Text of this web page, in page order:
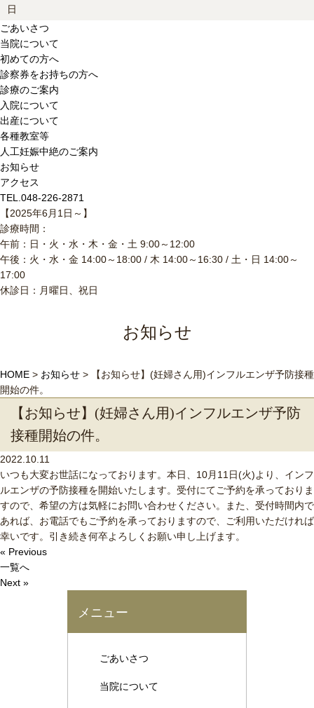
日
ごあいさつ
当院について
初めての方へ
診察券をお持ちの方へ
診療のご案内
入院について
出産について
各種教室等
人工妊娠中絶のご案内
お知らせ
アクセス
TEL.048-226-2871
【2025年6月1日～】
診療時間：
午前：日・火・水・木・金・土 9:00～12:00
午後：火・水・金 14:00～18:00 / 木 14:00～16:30 / 土・日 14:00～
17:00
休診日：月曜日、祝日
お知らせ
HOME > お知らせ >
【お知らせ】(妊婦さん用)インフルエンザ予防接種
開始の件。
【お知らせ】(妊婦さん用)インフルエンザ予防
接種開始の件。
2022.10.11
いつも大変お世話になっております。本日、10月11日(火)より、インフ
ルエンザの予防接種を開始いたします。受付にてご予約を承っておりま
すので、希望の方は気軽にお問い合わせください。また、受付時間内で
あれば、お電話でもご予約を承っておりますので、ご利用いただければ
幸いです。引き続き何卒よろしくお願い申し上げます。
« Previous
一覧へ
Next »
メニュー
ごあいさつ
当院について